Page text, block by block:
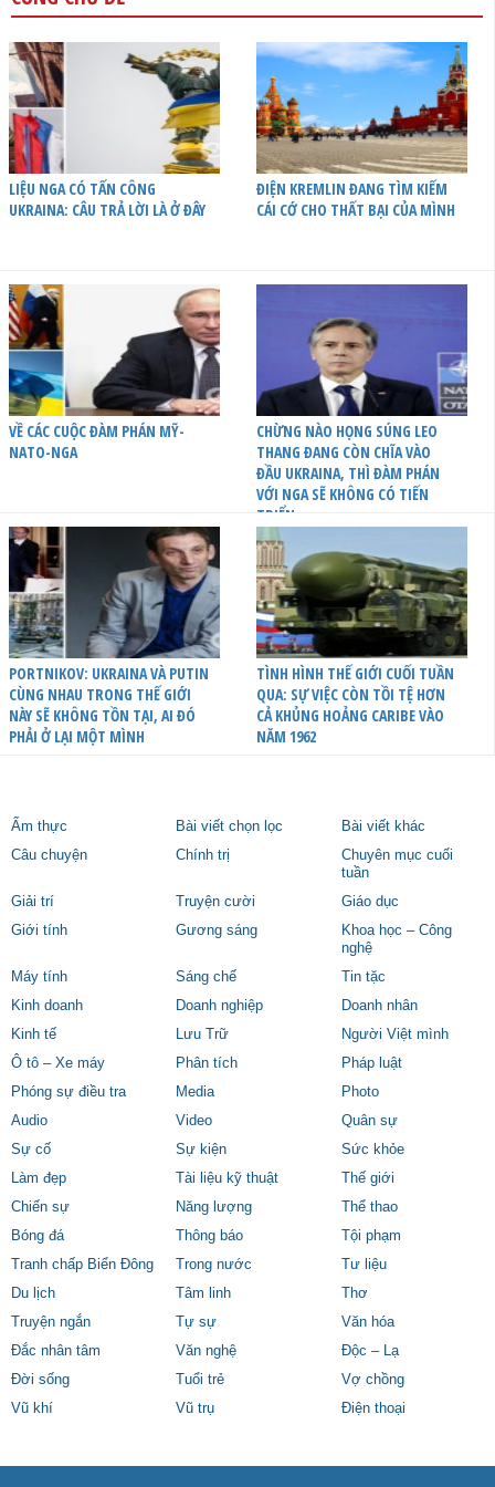
LIỆU NGA CÓ TẤN CÔNG
UKRAINA: CÂU TRẢ LỜI LÀ Ở ĐÂY
ĐIỆN KREMLIN ĐANG TÌM KIẾM
CÁI CỚ CHO THẤT BẠI CỦA MÌNH
VỀ CÁC CUỘC ĐÀM PHÁN MỸ-
NATO-NGA
CHỪNG NÀO HỌNG SÚNG LEO
THANG ĐANG CÒN CHĨA VÀO
ĐẦU UKRAINA, THÌ ĐÀM PHÁN
VỚI NGA SẼ KHÔNG CÓ TIẾN
TRIỂN
PORTNIKOV: UKRAINA VÀ PUTIN
CÙNG NHAU TRONG THẾ GIỚI
NÀY SẼ KHÔNG TỒN TẠI, AI ĐÓ
PHẢI Ở LẠI MỘT MÌNH
TÌNH HÌNH THẾ GIỚI CUỐI TUẦN
QUA: SỰ VIỆC CÒN TỒI TỆ HƠN
CẢ KHỦNG HOẢNG CARIBE VÀO
NĂM 1962
Ẩm thực Bài viết chọn lọc
Bài viết khác
Câu chuyện
Chính trị
Chuyên mục cuối
tuần
Giải trí
Truyện cười
Giáo dục
Giới tính
Gương sáng
Khoa học – Công
nghệ
Máy tính
Sáng chế
Tin tặc
Kinh doanh
Doanh nghiệp
Doanh nhân
Kinh tế
Lưu Trữ
Người Việt mình
Ô tô – Xe máy
Phân tích
Pháp luật
Phóng sự điều tra
Media
Photo
Audio
Video
Quân sự
Sự cố
Sự kiện
Sức khỏe
Làm đẹp
Tài liệu kỹ thuật
Thế giới
Chiến sự
Năng lượng
Thể thao
Bóng đá
Thông báo
Tội phạm
Tranh chấp Biển Đông
Trong nước
Tư liệu
Du lịch
Tâm linh
Thơ
Truyện ngắn
Tự sự
Văn hóa
Đắc nhân tâm
Văn nghệ
Độc – Lạ
Đời sống
Tuổi trẻ
Vợ chồng
Vũ khí
Vũ trụ Điện thoại